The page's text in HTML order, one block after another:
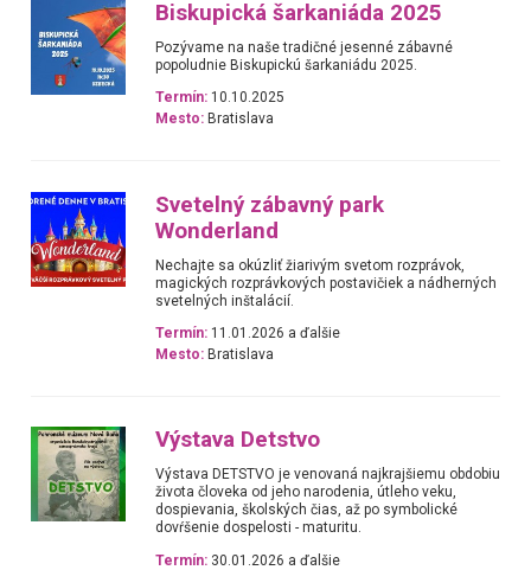
Biskupická šarkaniáda 2025
Pozývame na naše tradičné jesenné zábavné
popoludnie Biskupickú šarkaniádu 2025.
Termín: 10.10.2025
Mesto: Bratislava
Svetelný zábavný park
Wonderland
Nechajte sa okúzliť žiarivým svetom rozprávok,
magických rozprávkových postavičiek a nádherných
svetelných inštalácií.
Termín: 11.01.2026 a ďalšie
Mesto: Bratislava
Výstava Detstvo
Výstava DETSTVO je venovaná najkrajšiemu obdobiu
života človeka od jeho narodenia, útleho veku,
dospievania, školských čias, až po symbolické
dovŕšenie dospelosti - maturitu.
Termín: 30.01.2026 a ďalšie